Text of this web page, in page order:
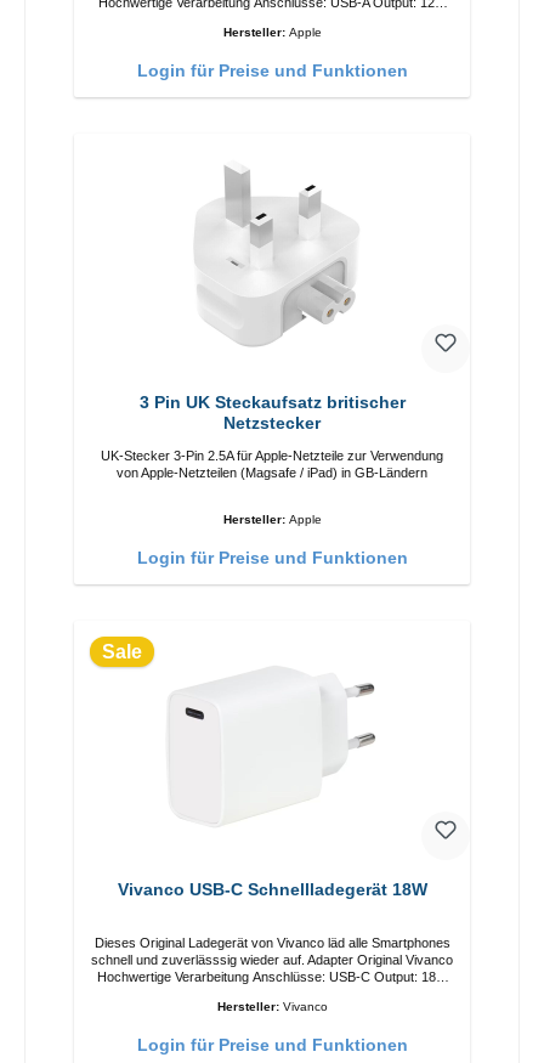
Hersteller: Apple
Login für Preise und Funktionen
3 Pin UK Steckaufsatz britischer
Netzstecker
UK-Stecker 3-Pin 2.5A für Apple-Netzteile zur Verwendung
von Apple-Netzteilen (Magsafe / iPad) in GB-Ländern
Hersteller: Apple
Login für Preise und Funktionen
Sale
Vivanco USB-C Schnellladegerät 18W
Dieses Original Ladegerät von Vivanco läd alle Smartphones
schnell und zuverlässsig wieder auf. Adapter Original Vivanco
Hochwertige Verarbeitung Anschlüsse: USB-C Output: 18W
Hersteller: Vivanco
Login für Preise und Funktionen